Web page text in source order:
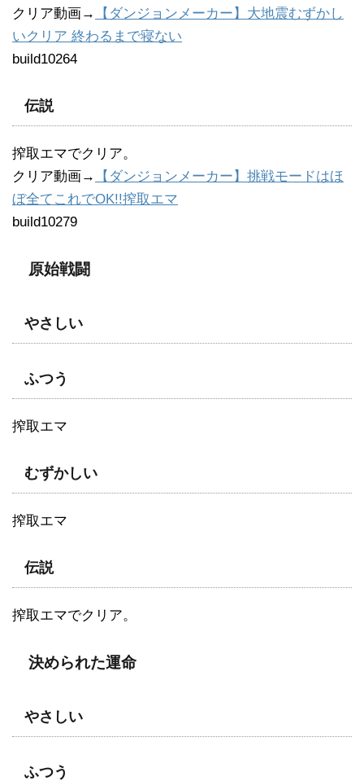
クリア動画→
【ダンジョンメーカー】大地震むずかし
いクリア 終わるまで寝ない
build10264
伝説
搾取エマでクリア。
クリア動画→
【ダンジョンメーカー】挑戦モードはほ
ぼ全てこれでOK!!搾取エマ
build10279
原始戦闘
やさしい
ふつう
搾取エマ
むずかしい
搾取エマ
伝説
搾取エマでクリア。
決められた運命
やさしい
ふつう